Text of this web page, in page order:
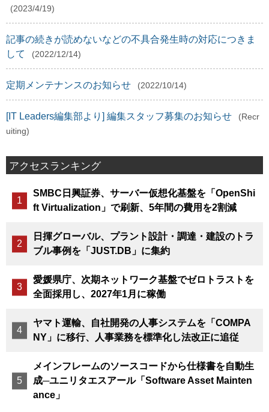
(2023/4/19)
記事の続きが読めないなどの不具合発生時の対応につきま
して
(2022/12/14)
定期メンテナンスのお知らせ (2022/10/14)
[IT Leaders編集部より] 編集スタッフ募集のお知らせ
(Recr
uiting)
アクセスランキング
SMBC日興証券、サーバー仮想化基盤を「OpenShi
ft Virtualization」で刷新、5年間の費用を2割減
日揮グローバル、プラント設計・調達・建設のトラ
ブル事例を「JUST.DB」に集約
愛媛県庁、次期ネットワーク基盤でゼロトラストを
全面採用し、2027年1月に稼働
ヤマト運輸、自社開発の人事システムを「COMPA
NY」に移行、人事業務を標準化し法改正に追従
メインフレームのソースコードから仕様書を自動生
成─ユニリタエスアール「Software Asset Mainten
ance」